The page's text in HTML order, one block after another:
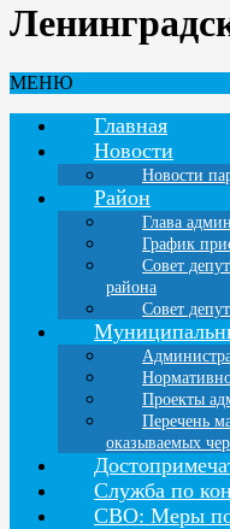
МЕНЮ
Главная
Новости
Новости
Район
Глава
График
Совет
района
Совет
Проекты
Перечень
оказываемых
Служба по
СВО: Меры